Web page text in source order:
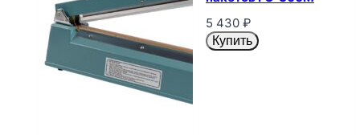
5 430 ₽
Купить